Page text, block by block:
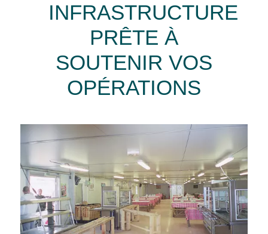
INFRASTRUCTURE
PRÊTE À
SOUTENIR VOS
OPÉRATIONS